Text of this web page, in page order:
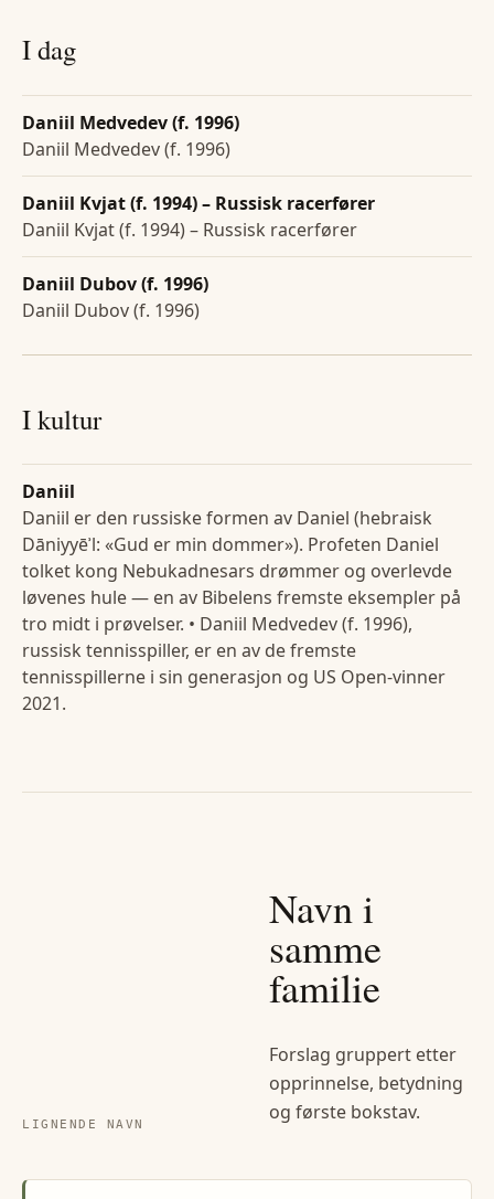
I dag
Daniil Medvedev (f. 1996)
Daniil Medvedev (f. 1996)
Daniil Kvjat (f. 1994) – Russisk racerfører
Daniil Kvjat (f. 1994) – Russisk racerfører
Daniil Dubov (f. 1996)
Daniil Dubov (f. 1996)
I kultur
Daniil
Daniil er den russiske formen av Daniel (hebraisk
Dāniyyēʾl: «Gud er min dommer»). Profeten Daniel
tolket kong Nebukadnesars drømmer og overlevde
løvenes hule — en av Bibelens fremste eksempler på
tro midt i prøvelser. • Daniil Medvedev (f. 1996),
russisk tennisspiller, er en av de fremste
tennisspillerne i sin generasjon og US Open-vinner
2021.
LIGNENDE NAVN
Navn i
samme
familie
Forslag gruppert etter
opprinnelse, betydning
og første bokstav.